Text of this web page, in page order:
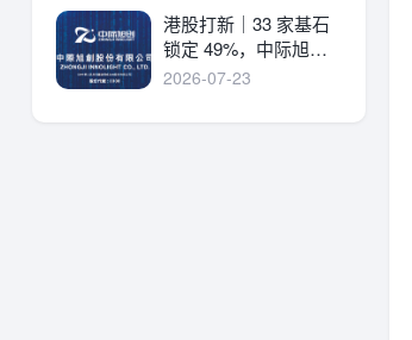
港股打新｜33 家基石
锁定 49%，中际旭创
详细申购分析！
2026-07-23